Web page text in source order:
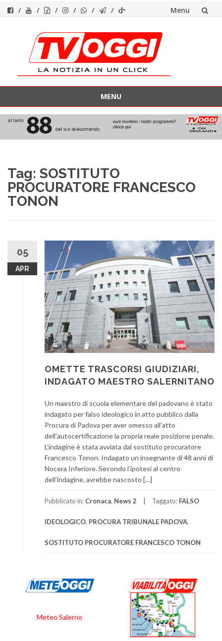
Menu
contenuto
MENU
contenuto
Tag: SOSTITUTO
PROCURATORE FRANCESCO
TONON
05
APR
OMETTE TRASCORSI GIUDIZIARI,
INDAGATO MAESTRO SALERNITANO
Un maestro di scuola elementare del padovano è stato
indagato per falso ideologico in atto pubblico dalla
Procura di Padova per aver omesso all’atto
dell’autocertificazione la propria reale posizione penale.
L’indagine è stata avviata dal sostituto procuratore
Francesco Tonon. Indagato un insegnante di 48 anni di
Nocera Inferiore. Secondo l’ipotesi al centro
dell’indagine, avrebbe nascosto […]
Pubblicato in: Cronaca, News 2 Taggato: FALSO
IDEOLOGICO, PROCURA TRIBUNALE PADOVA,
SOSTITUTO PROCURATORE FRANCESCO TONON
Meteo Salerno